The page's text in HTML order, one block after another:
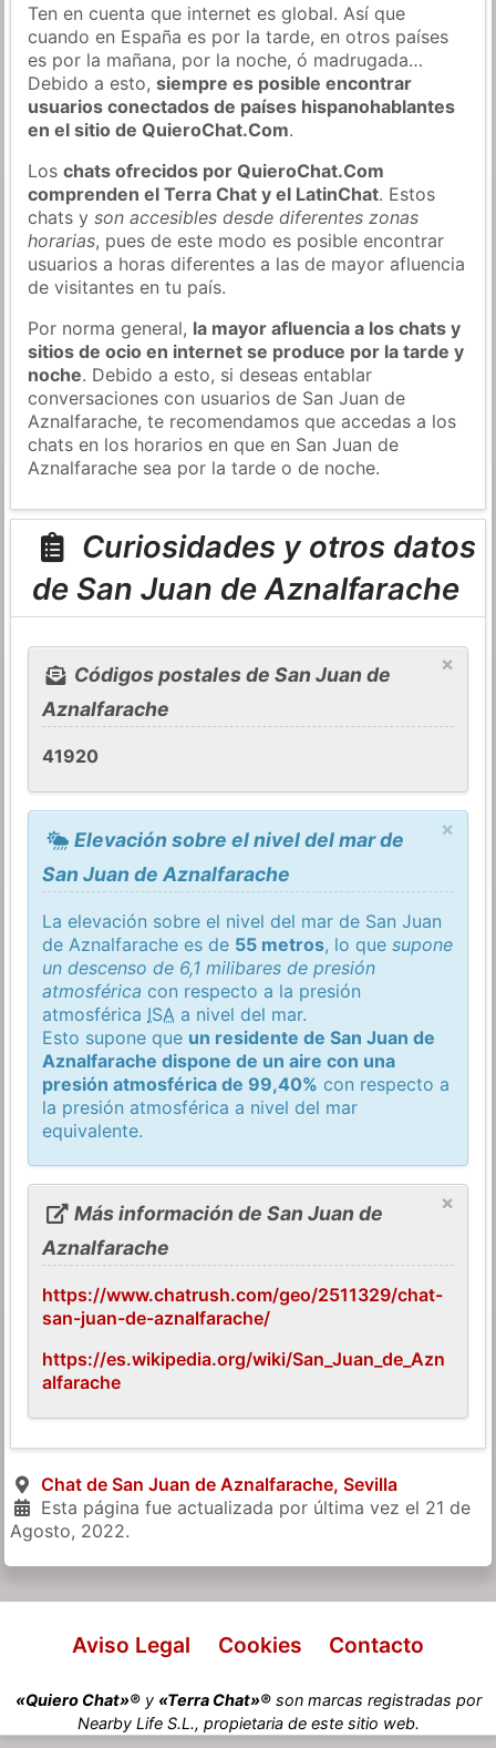
Ten en cuenta que internet es global. Así que
cuando en España es por la tarde, en otros países
es por la mañana, por la noche, ó madrugada…
Debido a esto,siempre es posible encontrar
usuarios conectados de países hispanohablantes
en el sitio de QuieroChat.Com.
Loschats ofrecidos por QuieroChat.Com
comprenden el Terra Chat y el LatinChat. Estos
chats yson accesibles desde diferentes zonas
horarias, pues de este modo es posible encontrar
usuarios a horas diferentes a las de mayor afluencia
de visitantes en tu país.
Por norma general, la mayor afluencia a los chats y
sitios de ocio en internet se produce por la tarde y
noche. Debido a esto, si deseas entablar
conversaciones con usuarios de San Juan de
Aznalfarache, te recomendamos que accedas a los
chats en los horarios en que en San Juan de
Aznalfarache sea por la tarde o de noche.
Curiosidades y otros datos
de San Juan de Aznalfarache
×
Códigos postales de San Juan de
Aznalfarache
41920
×
Elevación sobre el nivel del mar de
San Juan de Aznalfarache
La elevación sobre el nivel del mar de San Juan
de Aznalfarache es de 55 metros, lo quesupone
un descenso de 6,1 milibares de presión
atmosférica con respecto a la presión
atmosférica ISA a nivel del mar.
Esto supone que un residente de San Juan de
Aznalfarache dispone de un aire con una
presión atmosférica de 99,40% con respecto a
la presión atmosférica a nivel del mar
equivalente.
×
Más información de San Juan de
Aznalfarache
https://www.chatrush.com/geo/2511329/chat-
san-juan-de-aznalfarache/
https://es.wikipedia.org/wiki/San_Juan_de_Azn
alfarache
Chat de San Juan de Aznalfarache, Sevilla
Esta página fue actualizada por última vez el 21 de
Agosto, 2022.
Aviso Legal Cookies Contacto
«Quiero Chat»®y «Terra Chat»®son marcas registradas por
Nearby Life S.L., propietaria de este sitio web.